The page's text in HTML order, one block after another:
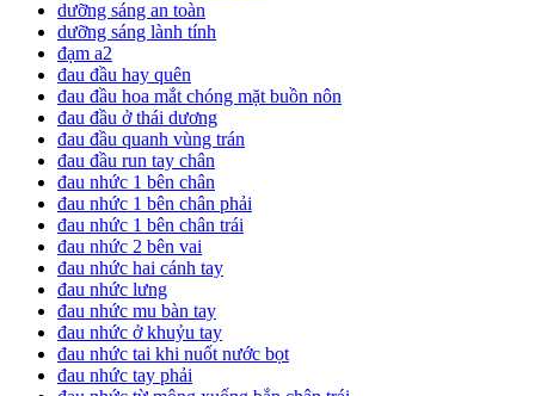
dưỡng sáng an toàn
dưỡng sáng lành tính
đạm a2
đau đầu hay quên
đau đầu hoa mắt chóng mặt buồn nôn
đau đầu ở thái dương
đau đầu quanh vùng trán
đau đầu run tay chân
đau nhức 1 bên chân
đau nhức 1 bên chân phải
đau nhức 1 bên chân trái
đau nhức 2 bên vai
đau nhức hai cánh tay
đau nhức lưng
đau nhức mu bàn tay
đau nhức ở khuỷu tay
đau nhức tai khi nuốt nước bọt
đau nhức tay phải